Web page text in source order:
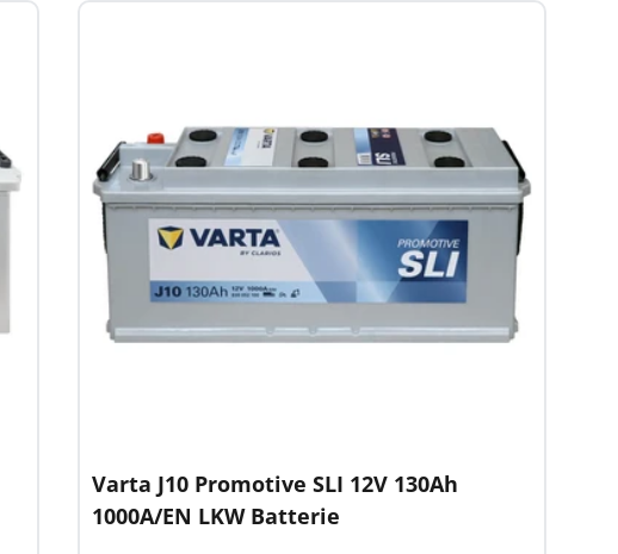
Varta J10 Promotive SLI 12V 130Ah
1000A/EN LKW Batterie